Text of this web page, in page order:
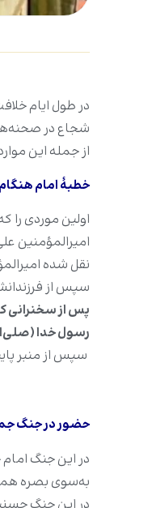
در طول ایام
شجاع در
از جمله این
خطبۀ امام
اولین موردی را
امیرالمؤمنین
نقل شده
سپس از
پس از سخنرانی
رسول خدا
سپس از منبر
حضور در جنگ
در این جنگ
به‌سوی بصره